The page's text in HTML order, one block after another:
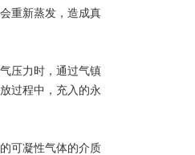
重新蒸发，造成真
压力时，通过气镇
过程中，充入的永
可凝性气体的介质